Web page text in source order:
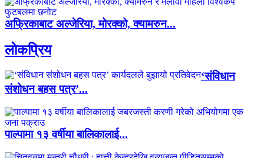
अफ्रिकाबाट अल्जेरिया, मोरक्को, क्यामरुन...
लाेकप्रिय
‘संविधान
संशोधन बहस पत्र’...
पाल्पामा १३ वर्षीया बालिकालाई...